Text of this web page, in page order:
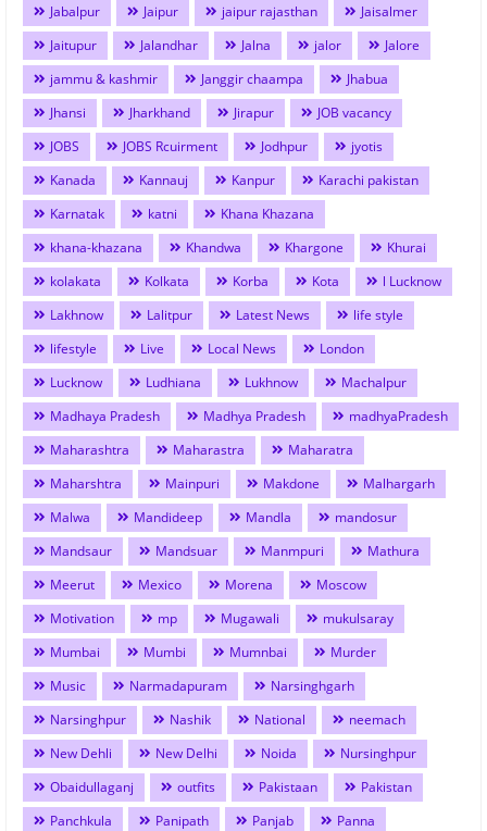
Jabalpur
Jaipur jaipur rajasthan
Jaisalmer
Jaitupur
Jalandhar Jalna jalor
Jalore
jammu & kashmir
Janggir chaampa
Jhabua
Jhansi
Jharkhand Jirapur
JOB vacancy
JOBS
JOBS Rcuirment Jodhpur
jyotis
Kanada
Kannauj Kanpur
Karachi pakistan
Karnatak
katni
Khana Khazana
khana-khazana
Khandwa Khargone
Khurai
kolakata
Kolkata Korba Kota
l Lucknow
Lakhnow
Lalitpur Latest News
life style
lifestyle
Live Local News
London
Lucknow
Ludhiana Lukhnow
Machalpur
Madhaya Pradesh
Madhya Pradesh
madhyaPradesh
Maharashtra
Maharastra
Maharatra
Maharshtra
Mainpuri Makdone
Malhargarh
Malwa
Mandideep Mandla
mandosur
Mandsaur
Mandsuar Manmpuri
Mathura
Meerut
Mexico Morena
Moscow
Motivation
mp Mugawali
mukulsaray
Mumbai
Mumbi Mumnbai
Murder
Music
Narmadapuram
Narsinghgarh
Narsinghpur
Nashik National
neemach
New Dehli
New Delhi Noida
Nursinghpur
Obaidullaganj
outfits Pakistaan
Pakistan
Panchkula
Panipath Panjab
Panna